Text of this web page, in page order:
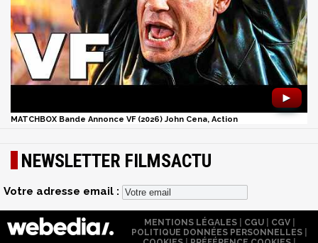
►
MATCHBOX Bande Annonce VF (2026) John Cena, Action
NEWSLETTER FILMSACTU
Votre adresse email :
MENTIONS LÉGALES| CGU| CGV|
POLITIQUE DONNÉES PERSONNELLES